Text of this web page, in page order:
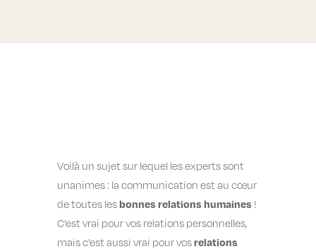
Voilà un sujet sur lequel les experts sont
unanimes : la communication est au cœur
de toutes lesbonnes relations humaines !
C’est vrai pour vos relations personnelles,
mais c’est aussi vrai pour vosrelations